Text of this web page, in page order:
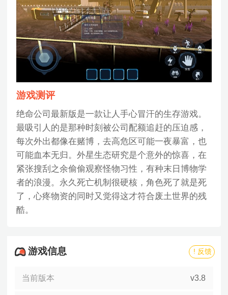
游戏测评
绝命公司最新版是一款让人手心冒汗的生存游戏。
最吸引人的是那种时刻被公司配额追赶的压迫感，
每次外出都像在赌博，去高危区可能一夜暴富，也
可能血本无归。外星生态研究是个意外的惊喜，在
紧张搜刮之余偷偷观察怪物习性，有种末日博物学
者的浪漫。永久死亡机制很硬核，角色死了就是死
了，心疼物资的同时又觉得这才符合废土世界的残
酷。
游戏信息 ! 反馈
当前版本 v3.8